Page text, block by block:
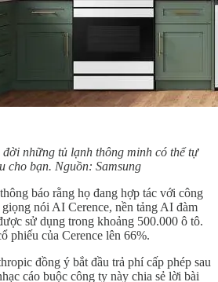
những tủ lạnh thông minh có thể tự
cho bạn. Nguồn: Samsung
báo rằng họ đang hợp tác với công
nói AI Cerence, nền tảng AI đàm
sử dụng trong khoảng 500.000 ô tô.
phiếu của Cerence lên 66%.
đồng ý bắt đầu trả phí cấp phép sau
cáo buộc công ty này chia sẻ lời bài